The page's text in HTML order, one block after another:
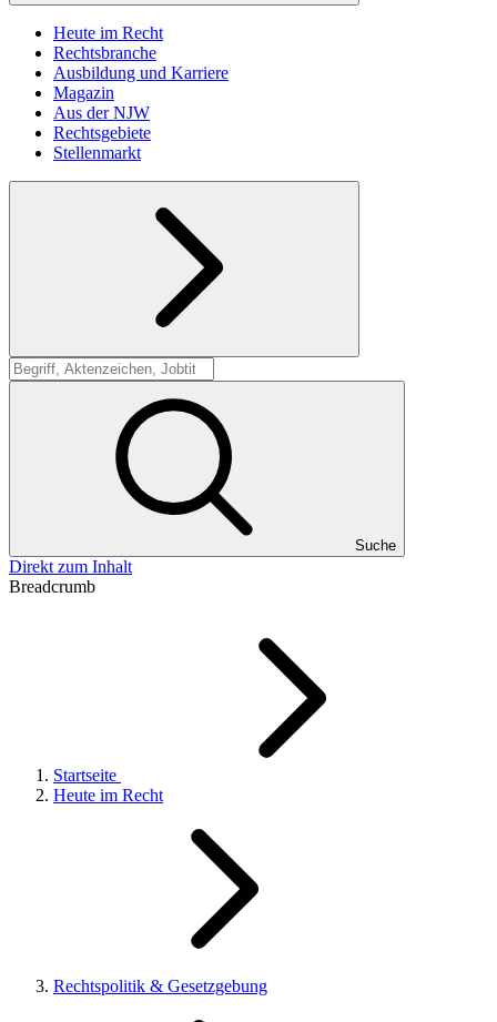
Heute im Recht
Rechtsbranche
Ausbildung und Karriere
Magazin
Aus der NJW
Rechtsgebiete
Stellenmarkt
Suche
Suche
Direkt zum Inhalt
Breadcrumb
Startseite
Heute im Recht
Rechtspolitik & Gesetzgebung